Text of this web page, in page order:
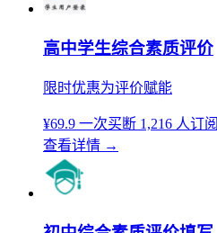
高中学生综合素质评价
限时优惠为评价赋能
¥69.9 一次买断 1,216 人订阅
查看详情 →